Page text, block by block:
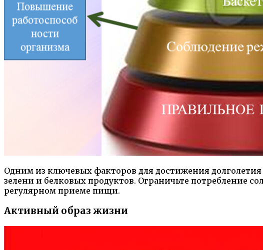
Одним из ключевых факторов для достижения
зелени и белковых продуктов. Ограничьте потребление
регулярном приеме пищи.
Активный образ жизни